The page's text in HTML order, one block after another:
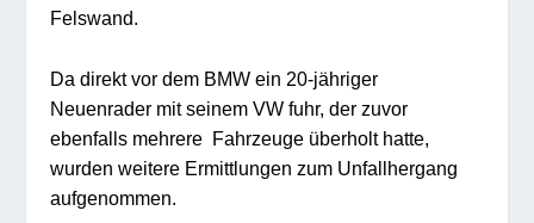
Felswand.
Da direkt vor dem BMW ein 20-jähriger
Neuenrader mit seinem VW fuhr, der zuvor
ebenfalls mehrere Fahrzeuge überholt hatte,
wurden weitere Ermittlungen zum Unfallhergang
aufgenommen.